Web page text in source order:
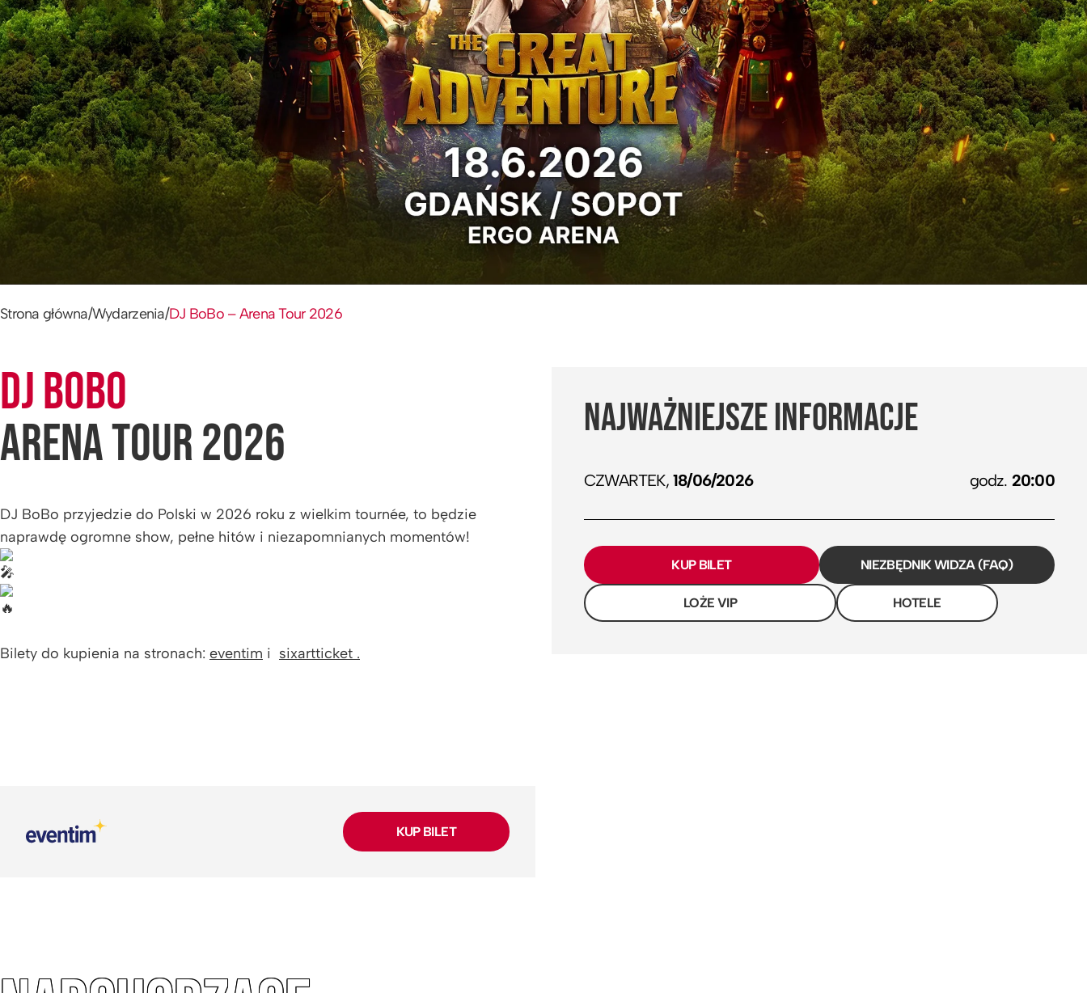
Strona główna/Wydarzenia/DJ BoBo – Arena Tour 2026
DJ BOBO
ARENA TOUR 2026
DJ BoBo przyjedzie do Polski w 2026 roku z wielkim tournée, to będzie
naprawdę ogromne show, pełne hitów i niezapomnianych momentów!
Bilety do kupienia na stronach: eventim i sixartticket .
NAJWAŻNIEJSZE INFORMACJE
CZWARTEK, 18/06/2026 godz. 20:00
KUP BILET NIEZBĘDNIK WIDZA (FAQ)
LOŻE VIP HOTELE
KUP BILET